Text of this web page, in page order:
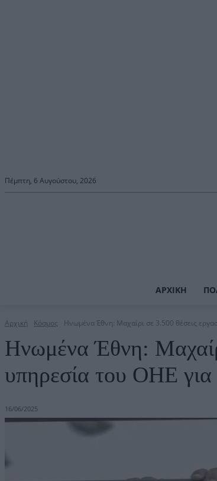
Πέμπτη, 6 Αυγούστου, 2026
ΑΡΧΙΚΉ
Αρχική Κόσμος Ηνωμένα Έθνη: Μαχαίρι σε 3.500 θέσεις
Ηνωμένα Έθνη:
υπηρεσία του ΟΗΕ
16/06/2025